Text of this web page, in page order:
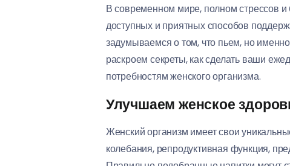
В современном мире, полном стрессов
доступных и приятных способов
задумываемся о том, что пьем, но
раскроем секреты, как сделать ваши
потребностям женского организма.
Улучшаем женское
Женский организм имеет свои
колебания, репродуктивная функция,